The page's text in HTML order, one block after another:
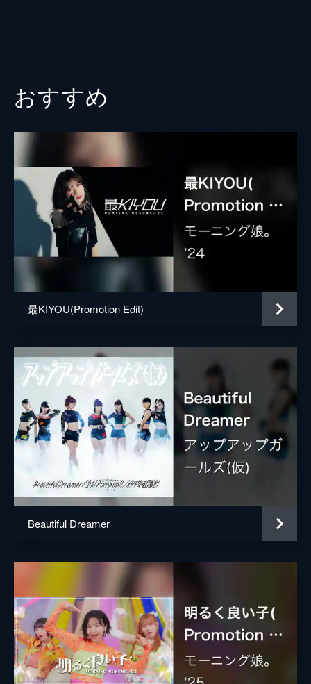
おすすめ
最KIYOU(Promotion Edit)
Beautiful Dreamer